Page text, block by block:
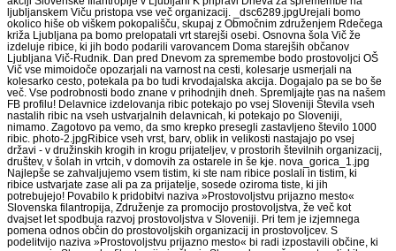
ljubljanskem Viču pristopa vse več organizacij. _dsc6289.jpgUrejali bomo
okolico hiše ob viškem pokopališču, skupaj z Območnim združenjem Rdečega
križa Ljubljana pa bomo prelopatali vrt starejši osebi. Osnovna šola Vič že
izdeluje ribice, ki jih bodo podarili varovancem Doma starejših občanov
Ljubljana Vič-Rudnik. Dan pred Dnevom za spremembe bodo prostovoljci OŠ
Vič vse mimoidoče opozarjali na varnost na cesti, kolesarje usmerjali na
kolesarko cesto, potekala pa bo tudi krvodajalska akcija. Dogajalo pa se bo še
več. Vse podrobnosti bodo znane v prihodnjih dneh. Spremljajte nas na našem
FB profilu! Delavnice izdelovanja ribic potekajo po vsej Sloveniji Števila vseh
nastalih ribic na vseh ustvarjalnih delavnicah, ki potekajo po Sloveniji,
nimamo. Zagotovo pa vemo, da smo krepko presegli zastavljeno število 1000
ribic. photo-2.jpgRibice vseh vrst, barv, oblik in velikosti nastajajo po vsej
državi - v družinskih krogih in krogu prijateljev, v prostorih številnih organizacij,
društev, v šolah in vrtcih, v domovih za ostarele in še kje. nova_gorica_1.jpg
Najlepše se zahvaljujemo vsem tistim, ki ste nam ribice poslali in tistim, ki
ribice ustvarjate zase ali pa za prijatelje, sosede oziroma tiste, ki jih
potrebujejo! Povabilo k pridobitvi naziva »Prostovoljstvu prijazno mesto«
Slovenska filantropija, Združenje za promocijo prostovoljstva, že več kot
dvajset let spodbuja razvoj prostovoljstva v Sloveniji. Pri tem je izjemnega
pomena odnos občin do prostovoljskih organizacij in prostovoljcev. S
podelitvijo naziva »Prostovoljstvu prijazno mesto« bi radi izpostavili občine, ki